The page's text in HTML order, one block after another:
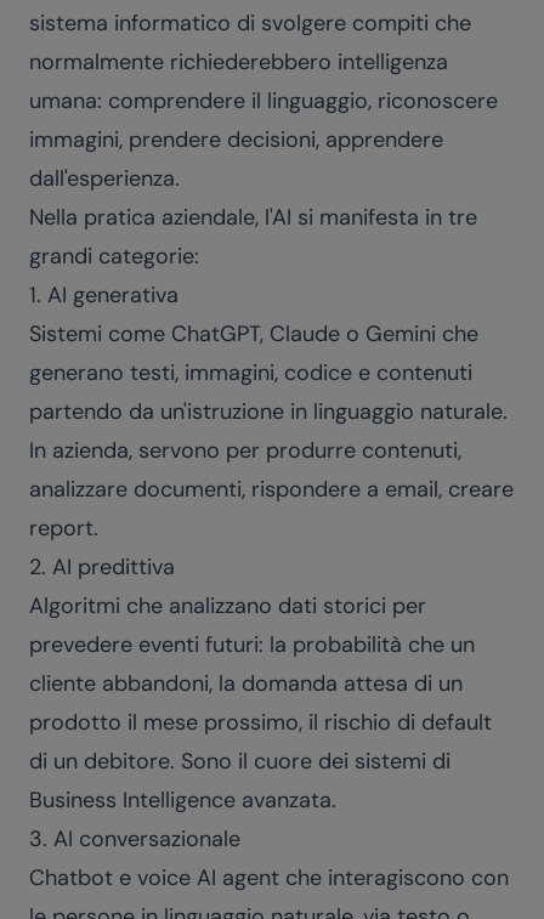
sistema informatico di svolgere compiti che
normalmente richiederebbero intelligenza
umana: comprendere il linguaggio, riconoscere
immagini, prendere decisioni, apprendere
dall'esperienza.
Nella pratica aziendale, l'AI si manifesta in tre
grandi categorie:
1. AI generativa
Sistemi come ChatGPT, Claude o Gemini che
generano testi, immagini, codice e contenuti
partendo da un'istruzione in linguaggio naturale.
In azienda, servono per produrre contenuti,
analizzare documenti, rispondere a email, creare
report.
2. AI predittiva
Algoritmi che analizzano dati storici per
prevedere eventi futuri: la probabilità che un
cliente abbandoni, la domanda attesa di un
prodotto il mese prossimo, il rischio di default
di un debitore. Sono il cuore dei sistemi di
Business Intelligence avanzata.
3. AI conversazionale
Chatbot e voice AI agent che interagiscono con